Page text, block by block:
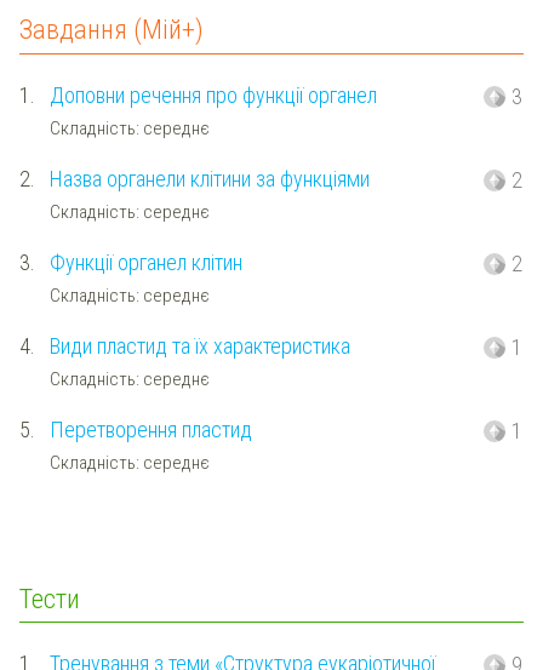
Завдання (Мій+)
1. Доповни речення про функції органел
Складність: середнє
3
2. Назва органели клітини за функціями
Складність: середнє
2
3. Функції органел клітин
Складність: середнє
2
4. Види пластид та їх характеристика
Складність: середнє
1
5. Перетворення пластид
Складність: середнє
1
Тести
1.
Тренування з теми «Структура еукаріотичної
9